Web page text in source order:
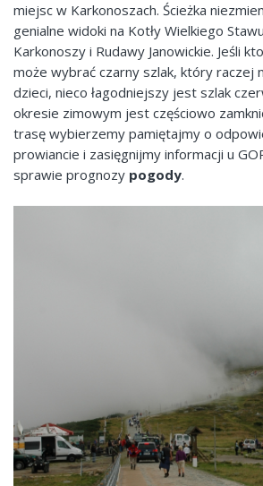
miejsc w Karkonoszach. Ścieżka
genialne widoki na Kotły Wielkiego
Karkonoszy i Rudawy Janowickie. Jeśli
może wybrać czarny szlak, który raczej
dzieci, nieco łagodniejszy jest szlak
okresie zimowym jest częściowo
trasę wybierzemy pamiętajmy o
prowiancie i zasięgnijmy informacji u
sprawie prognozy pogody.